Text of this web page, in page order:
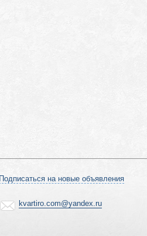
Подписаться на новые объявления
kvartiro.com@yandex.ru